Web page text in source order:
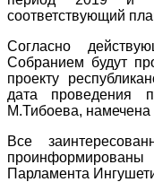
соответствующий
Согласно
Собранием будут
проекту
дата проведения
М.Тибоева, намечена
Все
Парламента